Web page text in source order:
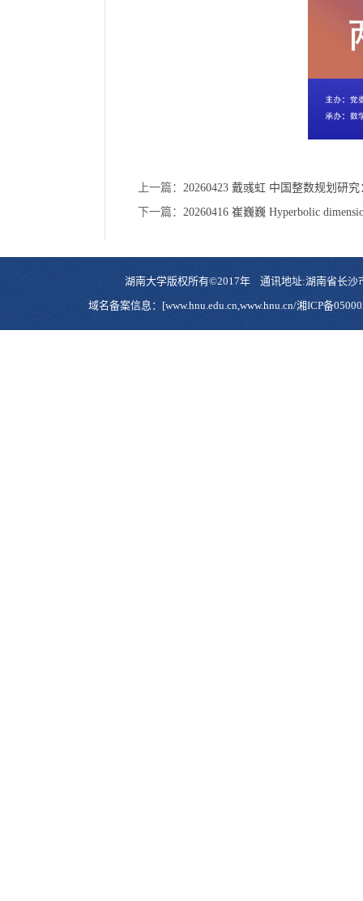
上一篇： 20260423 戴彧虹 中国整数规划研
下一篇： 20260416 崔巍巍 Hyperbolic
湖南大学版权所有©2017年 通讯地址:湖南省长
域名备案信息：[www.hnu.edu.cn,www.hnu.cn/湘ICP备